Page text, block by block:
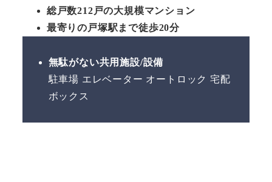
総戸数212戸の大規模マンション
最寄りの戸塚駅まで徒歩20分
無駄がない共用施設/設備
駐車場 エレベーター オートロック 宅配
ボックス